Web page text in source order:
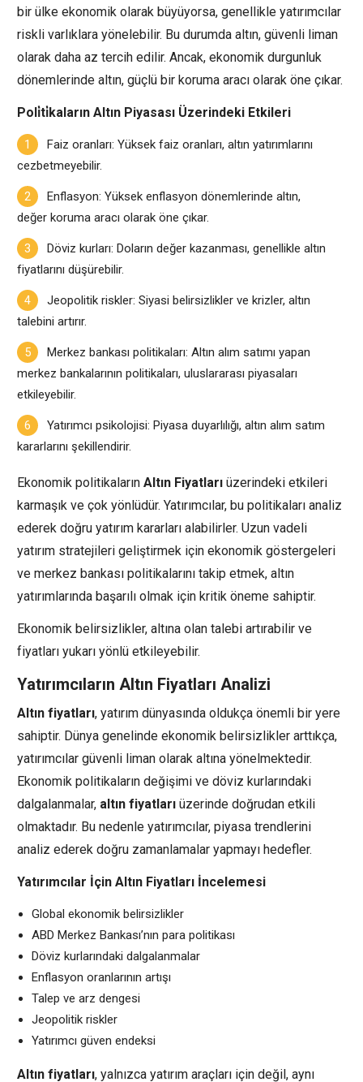
bir ülke ekonomik olarak büyüyorsa, genellikle yatırımcılar
riskli varlıklara yönelebilir. Bu durumda altın, güvenli liman
olarak daha az tercih edilir. Ancak, ekonomik durgunluk
dönemlerinde altın, güçlü bir koruma aracı olarak öne çıkar.
Poli̇ti̇kaların Altın Piyasası Üzerindeki Etkileri
Faiz oranları: Yüksek faiz oranları, altın yatırımlarını
cezbetmeyebilir.
Enflasyon: Yüksek enflasyon dönemlerinde altın,
değer koruma aracı olarak öne çıkar.
Döviz kurları: Doların değer kazanması, genellikle altın
fiyatlarını düşürebilir.
Jeopolitik riskler: Siyasi belirsizlikler ve krizler, altın
talebini artırır.
Merkez bankası politikaları: Altın alım satımı yapan
merkez bankalarının politikaları, uluslararası piyasaları
etkileyebilir.
Yatırımcı psikolojisi: Piyasa duyarlılığı, altın alım satım
kararlarını şekillendirir.
Ekonomik politikaların Altın Fiyatları üzerindeki etkileri
karmaşık ve çok yönlüdür. Yatırımcılar, bu politikaları analiz
ederek doğru yatırım kararları alabilirler. Uzun vadeli
yatırım stratejileri geliştirmek için ekonomik göstergeleri
ve merkez bankası politikalarını takip etmek, altın
yatırımlarında başarılı olmak için kritik öneme sahiptir.
Ekonomik belirsizlikler, altına olan talebi artırabilir ve
fiyatları yukarı yönlü etkileyebilir.
Yatırımcıların Altın Fiyatları Analizi
Altın fiyatları, yatırım dünyasında oldukça önemli bir yere
sahiptir. Dünya genelinde ekonomik belirsizlikler arttıkça,
yatırımcılar güvenli liman olarak altına yönelmektedir.
Ekonomik politikaların değişimi ve döviz kurlarındaki
dalgalanmalar, altın fiyatları üzerinde doğrudan etkili
olmaktadır. Bu nedenle yatırımcılar, piyasa trendlerini
analiz ederek doğru zamanlamalar yapmayı hedefler.
Yatırımcılar İçin Altın Fiyatları İncelemesi
Global ekonomik belirsizlikler
ABD Merkez Bankası’nın para politikası
Döviz kurlarındaki dalgalanmalar
Enflasyon oranlarının artışı
Talep ve arz dengesi
Jeopolitik riskler
Yatırımcı güven endeksi
Altın fiyatları, yalnızca yatırım araçları için değil, aynı